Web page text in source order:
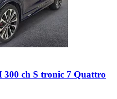
300 ch S tronic 7 Quattro